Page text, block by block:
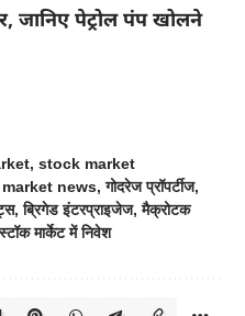
जानिए पेट्रोल पंप खोलने
, stock market
news,गोदरेज प्रॉपर्टीज,
,ब्रिगेड इंटरप्राइजेज,मैक्रोटक
स्टॉक मार्केट में निवेश